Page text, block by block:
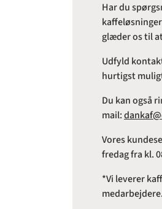
Har du
glæder os til
Udfyld
hurtigst
Du kan også
mail:
Vores
fredag fra kl.
*Vi leverer
medarbejdere.